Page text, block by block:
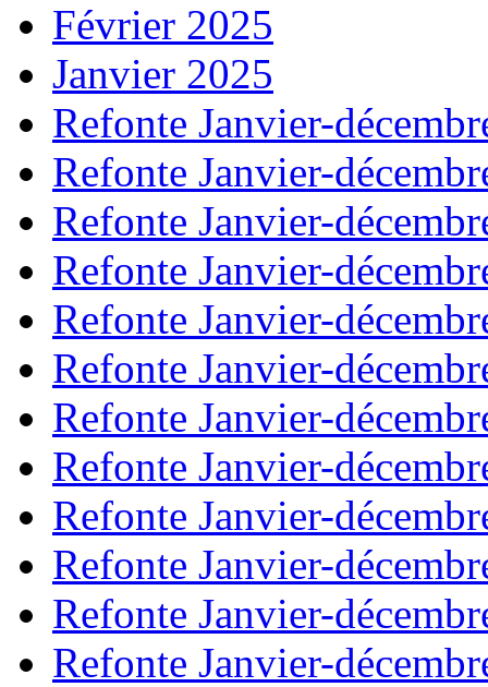
Février 2025
Janvier 2025
Refonte Janvier-
Refonte Janvier-
Refonte Janvier-
Refonte Janvier-
Refonte Janvier-
Refonte Janvier-
Refonte Janvier-
Refonte Janvier-
Refonte Janvier-
Refonte Janvier-
Refonte Janvier-
Refonte Janvier-